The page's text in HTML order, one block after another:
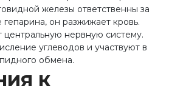
железы ответственны за
гепарина, он разжижает кровь.
центральную нервную систему.
углеводов и участвуют в
обмена.
к